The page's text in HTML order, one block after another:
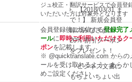
ジュ校正・翻訳サービスで会員登
いただいた方は対象外となります
会員登録後に送信する登録完了
ールに即時ご利用いただけるク
ポンを記載します
※ @quicktranslate.com からの
ールを受け取れるよう、あらか
めご設定ください
【2018/03/31 ま
で！】 新規会員登
録のみなさまに
20% 割引クーポン
をプレゼント！
ビジネス文書に
もちょいちょい出